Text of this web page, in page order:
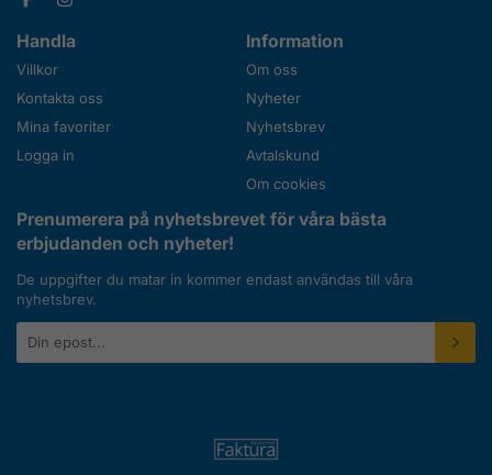
Handla
Villkor
Kontakta oss
Mina favoriter
Logga in
Information
Om oss
Nyheter
Nyhetsbrev
Avtalskund
Om cookies
Prenumerera på nyhetsbrevet för våra bästa
erbjudanden och nyheter!
De uppgifter du matar in kommer endast användas till våra
nyhetsbrev.
postadress